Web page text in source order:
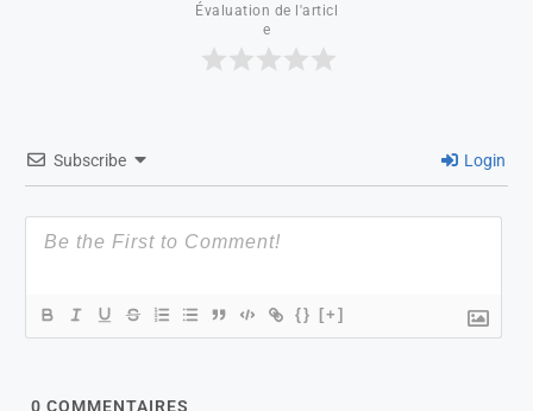
Évaluation de l'articl
e
Subscribe Login
{} [+]
0 COMMENTAIRES